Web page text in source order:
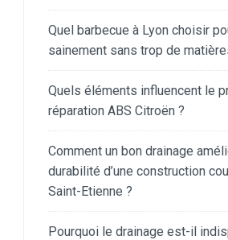
Quel barbecue à Lyon choisir
sainement sans trop de
Quels éléments influencent le
réparation ABS Citroën ?
Comment un bon drainage
durabilité d’une construction
Saint-Etienne ?
Pourquoi le drainage est-il